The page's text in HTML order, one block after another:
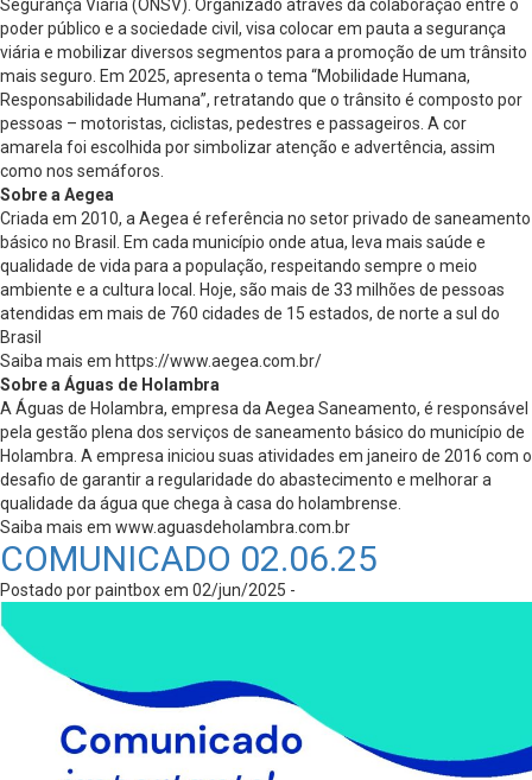
Segurança Viária (ONSV). Organizado através da colaboração entre o
poder público e a sociedade civil, visa colocar em pauta a segurança
viária e mobilizar diversos segmentos para a promoção de um trânsito
mais seguro. Em 2025, apresenta o tema “Mobilidade Humana,
Responsabilidade Humana”, retratando que o trânsito é composto por
pessoas – motoristas, ciclistas, pedestres e passageiros. A cor
amarela foi escolhida por simbolizar atenção e advertência, assim
como nos semáforos.
Sobre a Aegea
Criada em 2010, a Aegea é referência no setor privado de saneamento
básico no Brasil. Em cada município onde atua, leva mais saúde e
qualidade de vida para a população, respeitando sempre o meio
ambiente e a cultura local. Hoje, são mais de 33 milhões de pessoas
atendidas em mais de 760 cidades de 15 estados, de norte a sul do
Brasil
Saiba mais em https://www.aegea.com.br/
Sobre a Águas de Holambra
A Águas de Holambra, empresa da Aegea Saneamento, é responsável
pela gestão plena dos serviços de saneamento básico do município de
Holambra. A empresa iniciou suas atividades em janeiro de 2016 com o
desafio de garantir a regularidade do abastecimento e melhorar a
qualidade da água que chega à casa do holambrense.
Saiba mais em www.aguasdeholambra.com.br
COMUNICADO 02.06.25
Postado por paintbox em 02/jun/2025 -